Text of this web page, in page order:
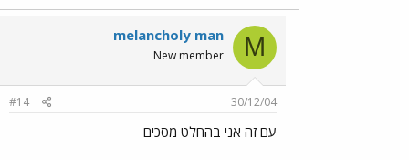
M
melancholy man
New member
30/12/04
#14
עם זה אני בהחלט מסכים